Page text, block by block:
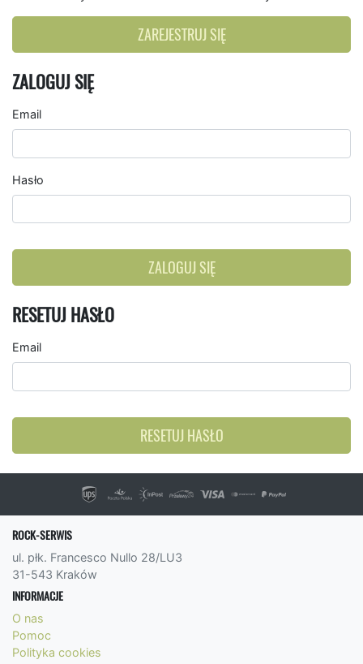
ZAREJESTRUJ SIĘ
ZALOGUJ SIĘ
Email
Hasło
ZALOGUJ SIĘ
RESETUJ HASŁO
Email
RESETUJ HASŁO
ROCK-SERWIS
ul. płk. Francesco Nullo 28/LU3
31-543 Kraków
INFORMACJE
O nas
Pomoc
Polityka cookies